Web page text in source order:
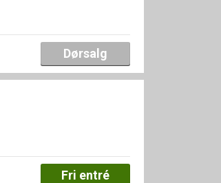
Dørsalg
Fri entré